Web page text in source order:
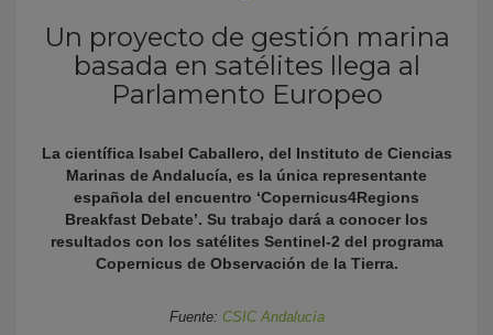
Un proyecto de gestión marina
basada en satélites llega al
Parlamento Europeo
La científica Isabel Caballero, del Instituto de Ciencias
Marinas de Andalucía, es la única representante
española del encuentro ‘Copernicus4Regions
Breakfast Debate’. Su trabajo dará a conocer los
resultados con los satélites Sentinel-2 del programa
Copernicus de Observación de la Tierra.
Fuente: CSIC Andalucía